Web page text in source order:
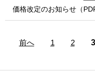
価格改定のお知らせ（
前へ 1 2 3